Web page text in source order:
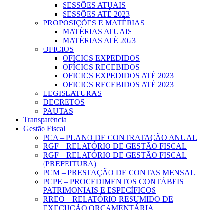
SESSÕES ATUAIS
SESSÕES ATÉ 2023
PROPOSIÇÕES E MATÉRIAS
MATÉRIAS ATUAIS
MATÉRIAS ATÉ 2023
OFICIOS
OFICIOS EXPEDIDOS
OFÍCIOS RECEBIDOS
OFICIOS EXPEDIDOS ATÉ 2023
OFICIOS RECEBIDOS ATÉ 2023
LEGISLATURAS
DECRETOS
PAUTAS
Transparência
Gestão Fiscal
PCA – PLANO DE CONTRATAÇÃO ANUAL
RGF – RELATÓRIO DE GESTÃO FISCAL
RGF – RELATÓRIO DE GESTÃO FISCAL
(PREFEITURA)
PCM – PRESTAÇÃO DE CONTAS MENSAL
PCPE – PROCEDIMENTOS CONTÁBEIS
PATRIMONIAIS E ESPECÍFICOS
RREO – RELATÓRIO RESUMIDO DE
EXECUÇÃO ORÇAMENTÁRIA